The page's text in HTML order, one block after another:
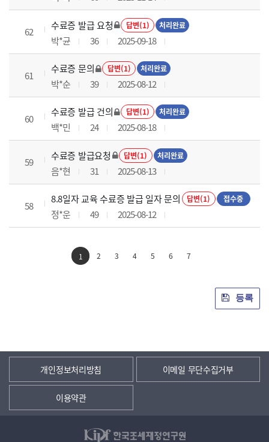
62
수료증 발급 요청 답변(1) 처리완료
박*균 36 2025-09-18
61
수료증 문의 답변(1) 처리완료
박*순 39 2025-08-12
60
수료증 발급 건의 답변(1) 처리완료
백*민 24 2025-08-18
59
수료증 발급요청 답변(1) 처리완료
음*현 31 2025-08-13
58
8.8일자 교육 수료증 발급 일자 문의 답변(1) 접수중
정*운 49 2025-08-12
1 2 3 4 5 6 7
등록
개인정보처리방침 이메일 무단수집거부
이용약관